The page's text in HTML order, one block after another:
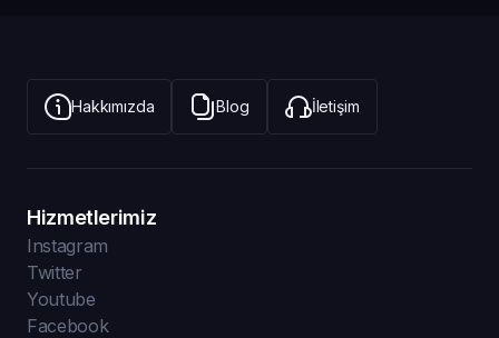
Satın Almak Güvenli mi?
InstaAVM'de diğer hizmetlerde olduğu gibi Türk kadın
tüm ödeme işlemlerinizi 3D güvenli ödeme yöntemi ile
hesabınızın şifresini sizden talep etmiyoruz. Türk kadın
takipçi profilleri hesabınıza eklenirken ise doğal akışında
eklenmektedir. Instagram premium Türk kadın takipçi satın
al paketleri sayesinde hesabınızın spam olarak
Hakkımızda Blog İletişim
Hizmetlerimiz
Instagram
Twitter
Youtube
Facebook